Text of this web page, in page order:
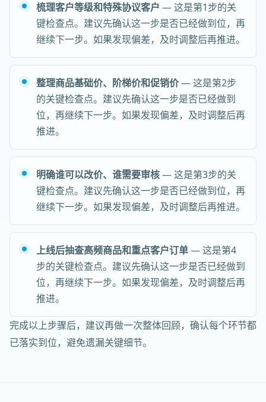
梳理客户等级和特殊协议客户 — 这是第1步的关
键检查点。建议先确认这一步是否已经做到位，再
继续下一步。如果发现偏差，及时调整后再推进。
整理商品基础价、阶梯价和促销价— 这是第2步
的关键检查点。建议先确认这一步是否已经做到
位，再继续下一步。如果发现偏差，及时调整后再
推进。
明确谁可以改价、谁需要审核— 这是第3步的关
键检查点。建议先确认这一步是否已经做到位，再
继续下一步。如果发现偏差，及时调整后再推进。
上线后抽查高频商品和重点客户订单— 这是第4
步的关键检查点。建议先确认这一步是否已经做到
位，再继续下一步。如果发现偏差，及时调整后再
推进。
完成以上步骤后，建议再做一次整体回顾，确认每个环节都
已落实到位，避免遗漏关键细节。